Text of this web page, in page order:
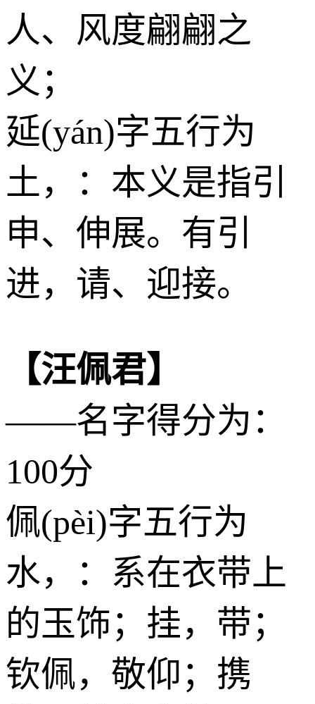
人、风度翩翩之
义；
延(yán)字五行为
土，：本义是指引
申、伸展。有引
进，请、迎接。
【汪佩君】
——名字得分为：
100分
佩(pèi)字五行为
水，：系在衣带上
的玉饰；挂，带；
钦佩，敬仰；携